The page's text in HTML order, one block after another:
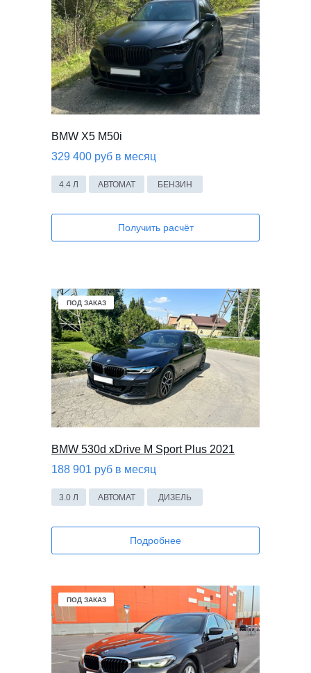
BMW X5 M50i
329 400 руб в месяц
Получить расчёт
4.4 Л АВТОМАТ БЕНЗИН
BMW 530d xDrive M Sport Plus 2021
188 901 руб в месяц
Подробнее
ПОД ЗАКАЗ
3.0 Л АВТОМАТ ДИЗЕЛЬ
ПОД ЗАКАЗ
В НАЛИЧИИ
ПОД ЗАКАЗ